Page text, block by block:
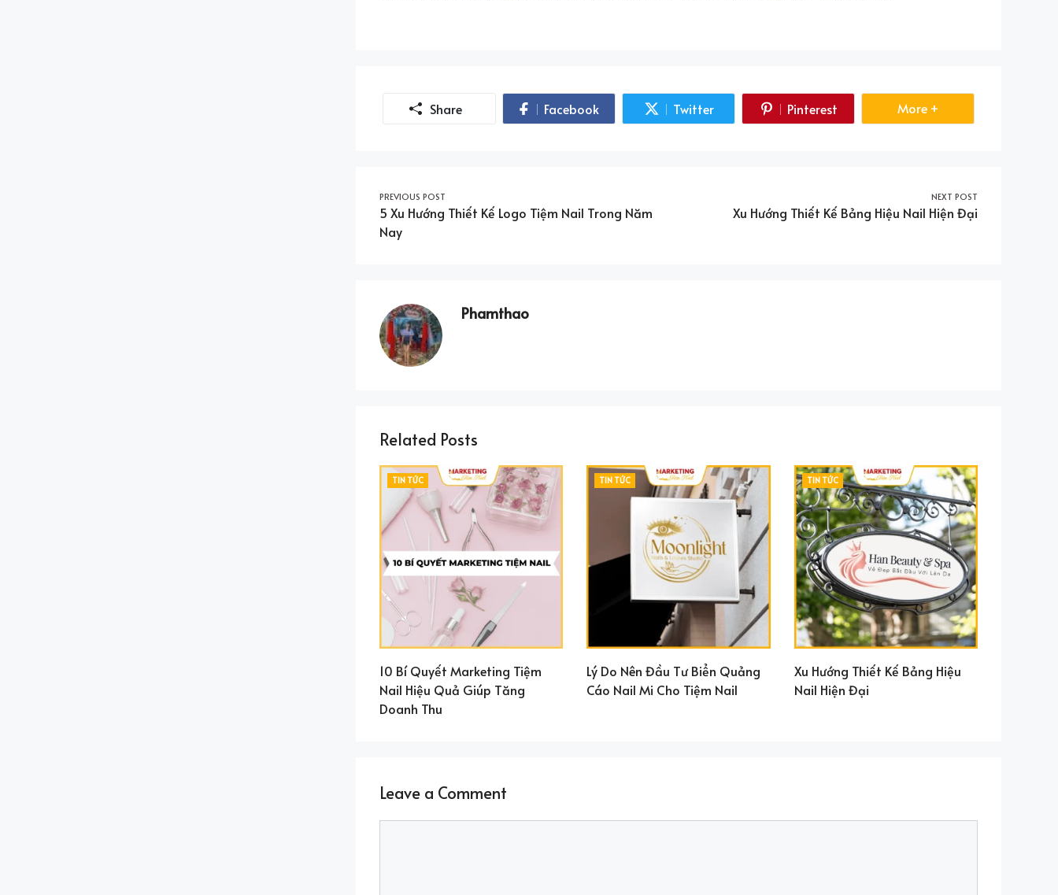
Share Facebook
Share
Twitter
Share
Pinterest
Share
Share More
More +
Post
navigation
PREVIOUS POST
5 Xu Hướng Thiết Kế Logo Tiệm Nail Trong Năm
Nay
NEXT POST
Xu Hướng Thiết Kế Bảng Hiệu Nail Hiện Đại
Phamthao
Related Posts
CATEGORIES
TIN TỨC
10 Bí Quyết Marketing Tiệm
Nail Hiệu Quả Giúp Tăng
Doanh Thu
CATEGORIES
TIN TỨC
Lý Do Nên Đầu Tư Biển Quảng
Cáo Nail Mi Cho Tiệm Nail
CATEGORIES
TIN TỨC
Xu Hướng Thiết Kế Bảng Hiệu
Nail Hiện Đại
Leave a Comment